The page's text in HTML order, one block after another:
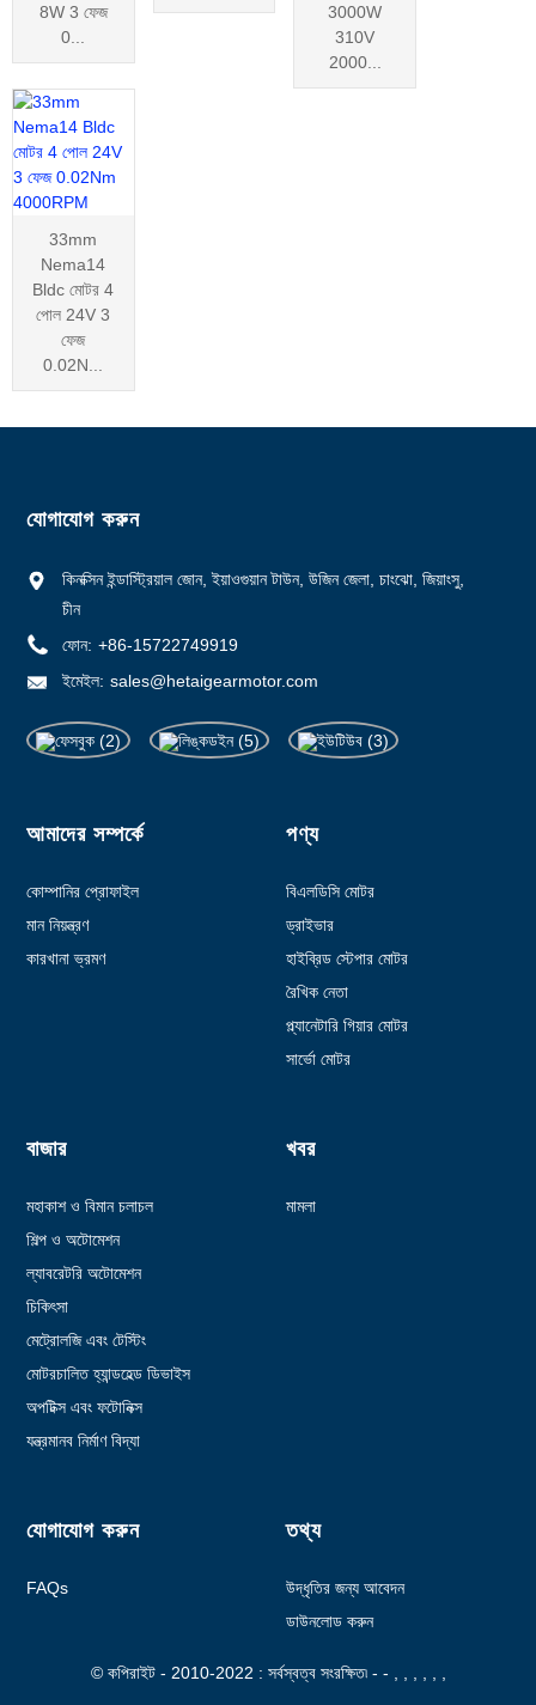
8W 3 ফেজ
0...
3000W
310V
2000...
33mm
Nema14
Bldc মোটর 4
পোল 24V 3
ফেজ
0.02N...
যোগাযোগ করুন
কিনক্সিন ইন্ডাস্ট্রিয়াল জোন, ইয়াওগুয়ান টাউন, উজিন জেলা, চাংঝো, জিয়াংসু,
চীন
ফোন: +86-15722749919
ইমেইল: sales@hetaigearmotor.com
আমাদের সম্পর্কে
কোম্পানির প্রোফাইল
মান নিয়ন্ত্রণ
কারখানা ভ্রমণ
পণ্য
বিএলডিসি মোটর
ড্রাইভার
হাইব্রিড স্টেপার মোটর
রৈখিক নেতা
প্ল্যানেটারি গিয়ার মোটর
সার্ভো মোটর
বাজার
মহাকাশ ও বিমান চলাচল
শিল্প ও অটোমেশন
ল্যাবরেটরি অটোমেশন
চিকিৎসা
মেট্রোলজি এবং টেস্টিং
মোটরচালিত হ্যান্ডহেল্ড ডিভাইস
অপটিক্স এবং ফটোনিক্স
যন্ত্রমানব নির্মাণ বিদ্যা
খবর
মামলা
যোগাযোগ করুন
FAQs
তথ্য
উদ্ধৃতির জন্য আবেদন
ডাউনলোড করুন
© কপিরাইট - 2010-2022 : সর্বস্বত্ব সংরক্ষিত৷- - , , , , , ,